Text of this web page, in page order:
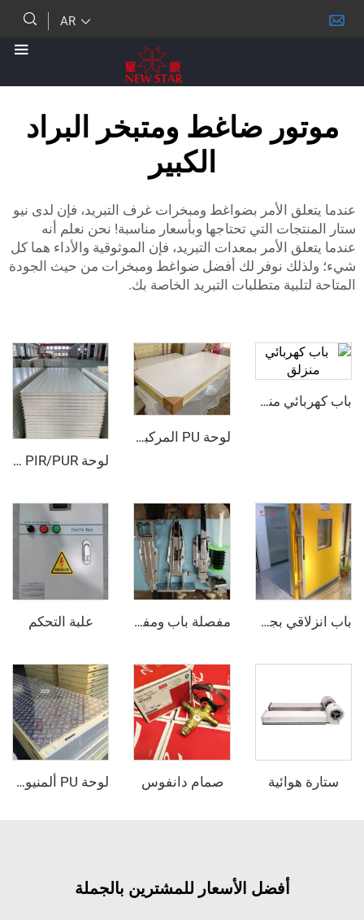
ضاغط ومتبخر البراد
الأمر بضواغط ومبخرات غرف التبريد، فإن لدى نيو
التي تحتاجها وبأسعار مناسبة! نحن نعلم أنه
الأمر بمعدات التبريد، فإن الموثوقية والأداء هما كل
نوفر لك أفضل ضواغط ومبخرات من حيث الجودة
متطلبات التبريد الخاصة بك.
باب كهربائي منزلق
لوحة PU المركبة من الفولاذ الملون
لوحة PIR/PUR المركبة
مفصلة باب ومفتوح الباب - نصف مدفون علبة التحكم
صمام دانفوس لوحة PU ألمنيوم مركبة مقاومة للانزلاق
أفضل الأسعار للمشترين بالجملة